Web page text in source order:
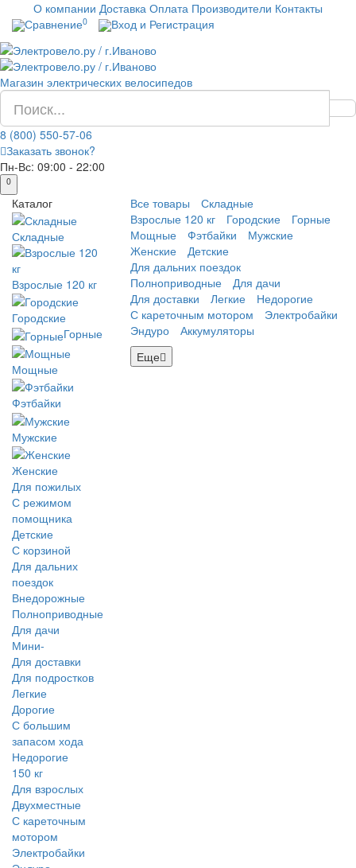
О компании Доставка Оплата Производители Контакты
Сравнение0 Вход и Регистрация
Магазин электрических велосипедов
8 (800) 550-57-06
Заказать звонок?
Пн-Вс: 09:00 - 22:00
0
Каталог
Складные
Взрослые 120 кг
Городские
Горные
Мощные
Фэтбайки
Мужские
Женские
Для пожилых
С режимом
помощника
Детские
С корзиной
Для дальних
поездок
Внедорожные
Полноприводные
Для дачи
Мини-
Для доставки
Для подростков
Легкие
Дорогие
С большим
запасом хода
Недорогие
150 кг
Для взрослых
Двухместные
С кареточным
мотором
Электробайки
Все товары
Складные
Взрослые 120 кг
Городские
Горные
Мощные
Фэтбайки
Мужские
Женские
Детские
Для дальних поездок
Полноприводные
Для дачи
Для доставки
Легкие
Недорогие
С кареточным мотором
Электробайки
Эндуро
Аккумуляторы
Еще